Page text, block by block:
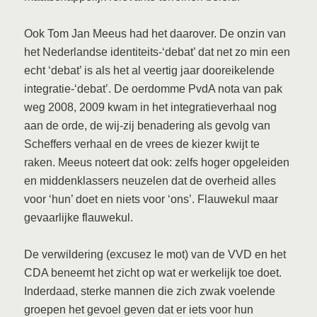
Ook Tom Jan Meeus had het daarover. De onzin van
het Nederlandse identiteits-‘debat’ dat net zo min een
echt ‘debat’ is als het al veertig jaar dooreikelende
integratie-‘debat’. De oerdomme PvdA nota van pak
weg 2008, 2009 kwam in het integratieverhaal nog
aan de orde, de wij-zij benadering als gevolg van
Scheffers verhaal en de vrees de kiezer kwijt te
raken. Meeus noteert dat ook: zelfs hoger opgeleiden
en middenklassers neuzelen dat de overheid alles
voor ‘hun’ doet en niets voor ‘ons’. Flauwekul maar
gevaarlijke flauwekul.
De verwildering (excusez le mot) van de VVD en het
CDA beneemt het zicht op wat er werkelijk toe doet.
Inderdaad, sterke mannen die zich zwak voelende
groepen het gevoel geven dat er iets voor hun